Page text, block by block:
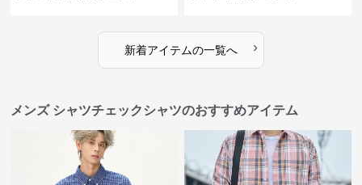
新着アイテムの一覧へ ›
メンズ シャツチェックシャツのおすすめアイテム